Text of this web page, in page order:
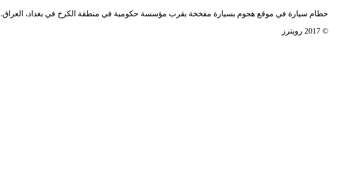
حطام سيارة في موقع هجوم بسيارة مفخخة بقرب مؤسسة حكومية في منطقة الكرخ في بغداد، العراق.
© 2017 رويترز